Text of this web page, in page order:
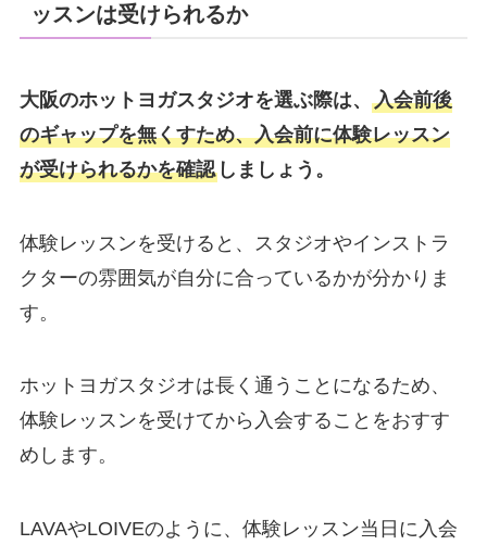
ッスンは受けられるか
大阪のホットヨガスタジオを選ぶ際は、 入会前後
のギャップを無くすため、入会前に体験レッスン
が受けられるかを確認しましょう。
体験レッスンを受けると、スタジオやインストラ
クターの雰囲気が自分に合っているかが分かりま
す。
ホットヨガスタジオは長く通うことになるため、
体験レッスンを受けてから入会することをおすす
めします。
LAVAやLOIVEのように、体験レッスン当日に入会